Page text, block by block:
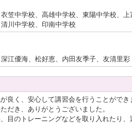
笠中学校、高雄中学校、東陽中学校、上
川中学校、印南中学校
江優海、松好恵、内田友季子、友清里彩
良く、安心して講習会を行うことができ
だき、ありがとうございました。
目のトレーニングなどを取り入れたり、